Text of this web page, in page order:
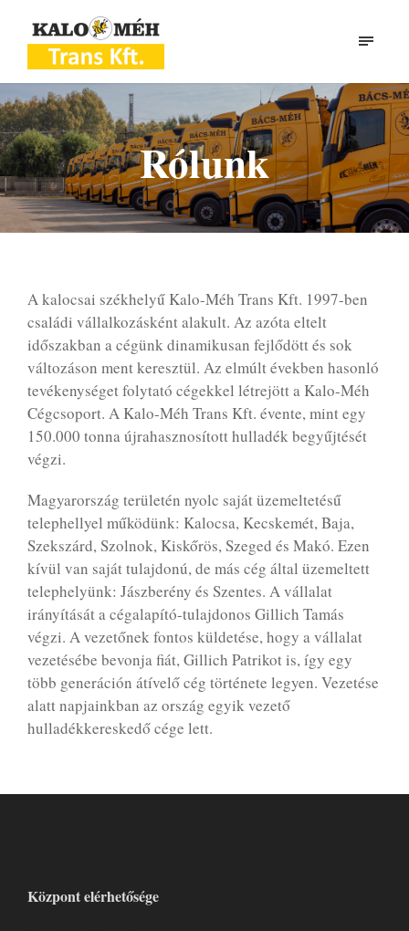
Rólunk
A kalocsai székhelyű Kalo-Méh Trans Kft. 1997-ben
családi vállalkozásként alakult. Az azóta eltelt
időszakban a cégünk dinamikusan fejlődött és sok
változáson ment keresztül. Az elmúlt években hasonló
tevékenységet folytató cégekkel létrejött a Kalo-Méh
Cégcsoport. A Kalo-Méh Trans Kft. évente, mint egy
150.000 tonna újrahasznosított hulladék begyűjtését
végzi.
Magyarország területén nyolc saját üzemeltetésű
telephellyel működünk: Kalocsa, Kecskemét, Baja,
Szekszárd, Szolnok, Kiskőrös, Szeged és Makó. Ezen
kívül van saját tulajdonú, de más cég által üzemeltett
telephelyünk: Jászberény és Szentes. A vállalat
irányítását a cégalapító-tulajdonos Gillich Tamás
végzi. A vezetőnek fontos küldetése, hogy a vállalat
vezetésébe bevonja fiát, Gillich Patrikot is, így egy
több generáción átívelő cég története legyen. Vezetése
alatt napjainkban az ország egyik vezető
hulladékkereskedő cége lett.
Központ elérhetősége